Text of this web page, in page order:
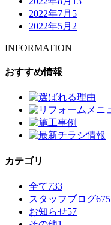
2022年7月 5
2022年5月 2
INFORMATION
おすすめ情報
カテゴリ
全て733
スタッフブログ675
お知らせ57